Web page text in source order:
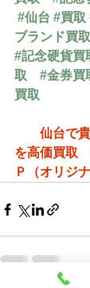
#仙台 #買取
ブランド買取
#記念硬貨買
取
#金券買
買取
仙台で
を高価買取
Ｐ（オリジ